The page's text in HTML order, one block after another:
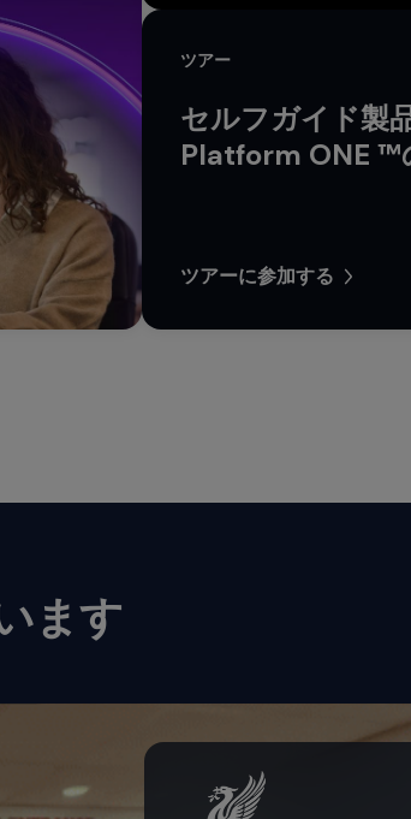
ツアー
セルフガイド製
Platform ONE ™
ツアーに参加する
ます